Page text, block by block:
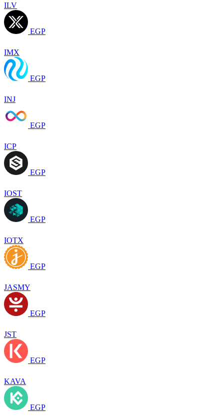
ILV
EGP
IMX
EGP
INJ
EGP
ICP
EGP
IOST
EGP
IOTX
EGP
JASMY
EGP
JST
EGP
KAVA
EGP